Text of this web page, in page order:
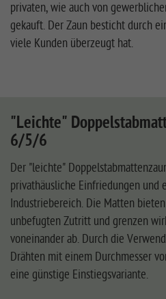
privaten, wie auch von
gekauft. Der Zaun besticht durch
viele Kunden überzeugt hat.
"Leichte"
6/5/6
Der "leichte"
privathäusliche Einfriedungen und
Industriebereich. Die Matten
unbefugten Zutritt und grenzen
voneinander ab. Durch die
Drähten mit einem Durchmesser
eine günstige Einstiegsvariante.